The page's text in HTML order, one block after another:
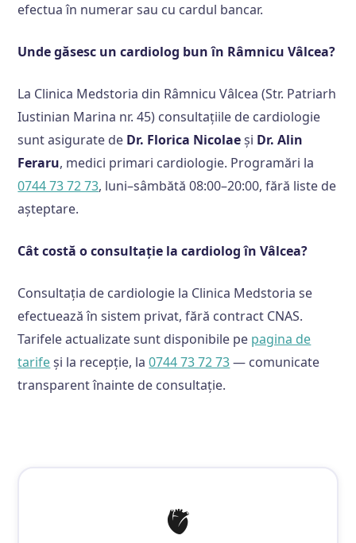
efectua în numerar sau cu cardul bancar.
Unde găsesc un cardiolog bun în Râmnicu Vâlcea?
La Clinica Medstoria din Râmnicu Vâlcea (Str. Patriarh
Iustinian Marina nr. 45) consultațiile de cardiologie
sunt asigurate de Dr. Florica Nicolaeși Dr. Alin
Feraru, medici primari cardiologie. Programări la
0744 73 72 73, luni–sâmbătă 08:00–20:00, fără liste de
așteptare.
Cât costă o consultație la cardiolog în Vâlcea?
Consultația de cardiologie la Clinica Medstoria se
efectuează în sistem privat, fără contract CNAS.
Tarifele actualizate sunt disponibile pe pagina de
tarifeși la recepție, la0744 73 72 73— comunicate
transparent înainte de consultație.
🫀